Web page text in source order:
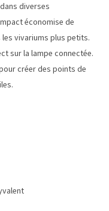
diverses
économise de
vivariums plus petits.
sur la lampe connectée.
créer des points de